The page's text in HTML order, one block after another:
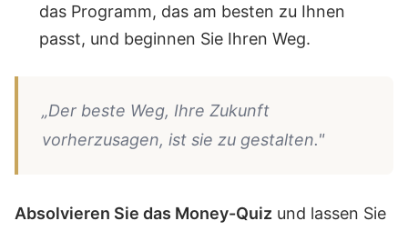
das Programm, das am besten zu Ihnen
passt, und beginnen Sie Ihren Weg.
„Der beste Weg, Ihre Zukunft
vorherzusagen, ist sie zu gestalten."
Absolvieren Sie das Money-Quiz und lassen Sie